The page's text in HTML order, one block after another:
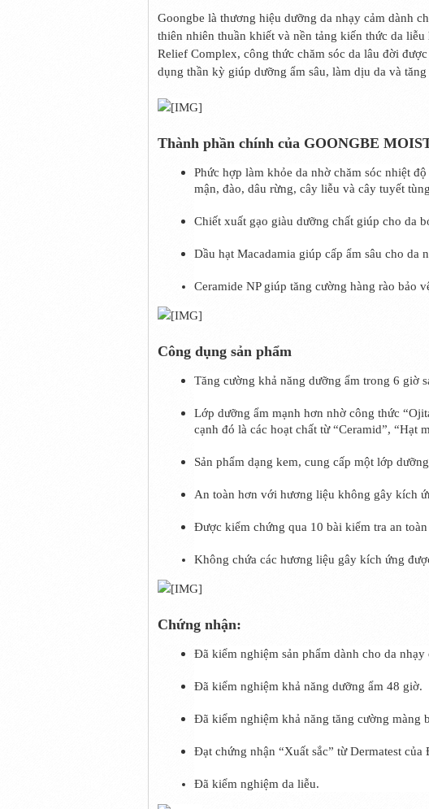
Goongbe là thương hiệu dưỡng da nhạy cảm dành
thiên nhiên thuần khiết và nền tảng kiến thức da
Relief Complex, công thức chăm sóc da lâu đời
dụng thần kỳ giúp dưỡng ẩm sâu, làm dịu da và
Thành phần chính của GOONGBE
Phức hợp làm khỏe da nhờ chăm sóc nhiệt
mận, đào, dâu rừng, cây liễu và cây tuyết
Chiết xuất gạo giàu dưỡng chất giúp cho da
Dầu hạt Macadamia giúp cấp ẩm sâu cho da
Ceramide NP giúp tăng cường hàng rào bảo
Công dụng sản phẩm
Tăng cường khả năng dưỡng ẩm trong 6 giờ
Lớp dưỡng ẩm mạnh hơn nhờ công thức
cạnh đó là các hoạt chất từ “Ceramid”, “Hạt
Sản phẩm dạng kem, cung cấp một lớp
An toàn hơn với hương liệu không gây kích
Được kiểm chứng qua 10 bài kiểm tra an
Không chứa các hương liệu gây kích ứng
Chứng nhận:
Đã kiểm nghiệm sản phẩm dành cho da nhạy
Đã kiểm nghiệm khả năng dưỡng ẩm 48 giờ.
Đã kiểm nghiệm khả năng tăng cường màng
Đạt chứng nhận “Xuất sắc” từ Dermatest của
Đã kiểm nghiệm da liễu.